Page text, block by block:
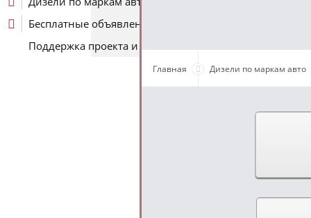
Бесплатные объявления
Поддержка проекта и оплата услуг
Главная Дизели по маркам авто